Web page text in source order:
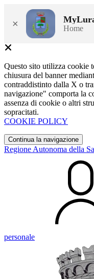
× Home
Questo sito utilizza cookie
chiusura del banner
contraddistinto dalla X o
navigazione" comporta la
assenza di cookie o altri
sopracitati.
COOKIE POLICY
Continua la navigazione
Regione Autonoma della
personale